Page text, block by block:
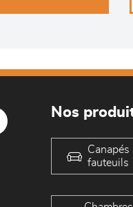
Nos
Canapés
fauteuils